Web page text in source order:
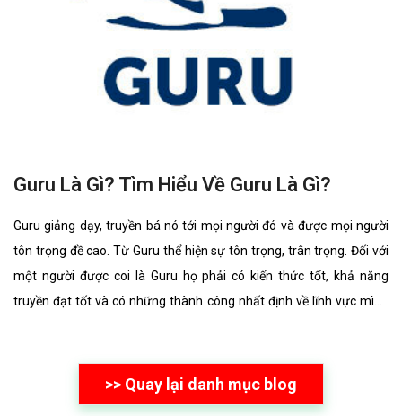
Guru Là Gì? Tìm Hiểu Về Guru Là Gì?
Guru giảng dạy, truyền bá nó tới mọi người đó và được mọi người
tôn trọng đề cao. Từ Guru thể hiện sự tôn trọng, trân trọng. Đối với
một người được coi là Guru họ phải có kiến thức tốt, khả năng
truyền đạt tốt và có những thành công nhất định về lĩnh vực mình
>> Quay lại danh mục blog